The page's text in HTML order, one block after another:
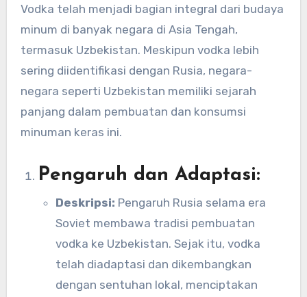
Vodka telah menjadi bagian integral dari budaya
minum di banyak negara di Asia Tengah,
termasuk Uzbekistan. Meskipun vodka lebih
sering diidentifikasi dengan Rusia, negara-
negara seperti Uzbekistan memiliki sejarah
panjang dalam pembuatan dan konsumsi
minuman keras ini.
Pengaruh dan Adaptasi:
Deskripsi: Pengaruh Rusia selama era
Soviet membawa tradisi pembuatan
vodka ke Uzbekistan. Sejak itu, vodka
telah diadaptasi dan dikembangkan
dengan sentuhan lokal, menciptakan